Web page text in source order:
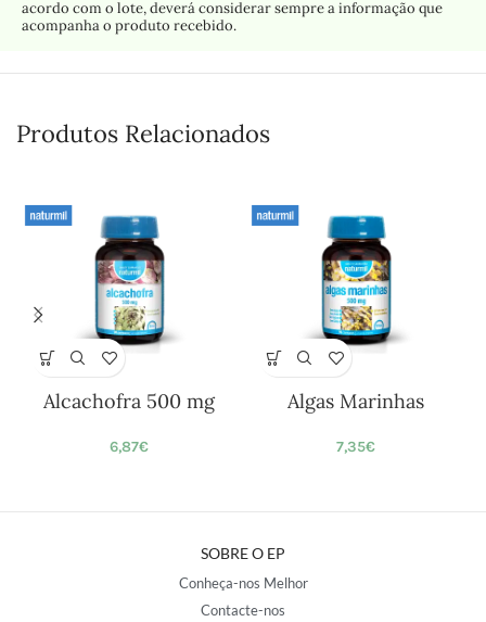
acordo com o lote, deverá considerar sempre a informação que
acompanha o produto recebido.
Produtos Relacionados
Alcachofra 500 mg
6,87€
Algas Marinhas
7,35€
SOBRE O EP
Conheça-nos Melhor
Contacte-nos